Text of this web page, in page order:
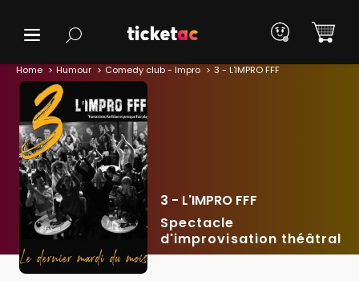
Home Humour Comedy club - Impro 3 - L'IMPRO FFF
3 - L'IMPRO FFF
Spectacle
d'improvisation théâtral